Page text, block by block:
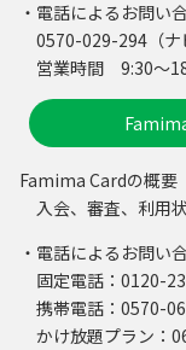
・電話によるお問い
0570-029-294（ナ
営業時間 9:30～
Famima Cardの概要
入会、審査、利用
・電話によるお問い
固定電話：0120-
携帯電話：0570-
かけ放題プラン：